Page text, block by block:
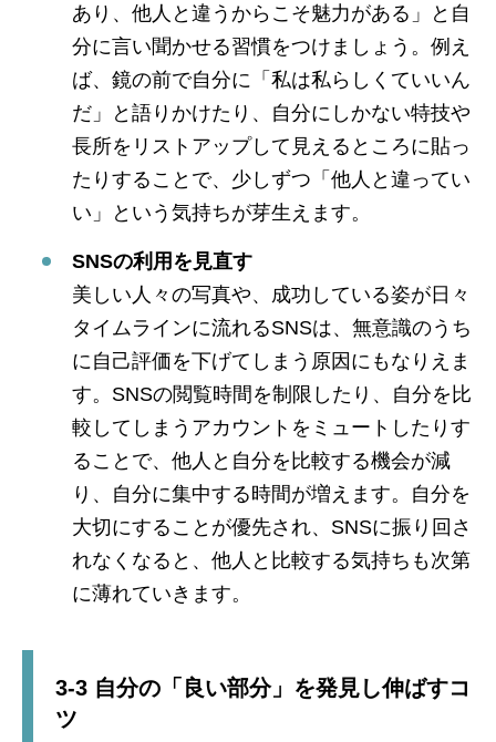
あり、他人と違うからこそ魅力がある」と自
分に言い聞かせる習慣をつけましょう。例え
ば、鏡の前で自分に「私は私らしくていいん
だ」と語りかけたり、自分にしかない特技や
長所をリストアップして見えるところに貼っ
たりすることで、少しずつ「他人と違ってい
い」という気持ちが芽生えます。
SNSの利用を見直す
美しい人々の写真や、成功している姿が日々
タイムラインに流れるSNSは、無意識のうち
に自己評価を下げてしまう原因にもなりえま
す。SNSの閲覧時間を制限したり、自分を比
較してしまうアカウントをミュートしたりす
ることで、他人と自分を比較する機会が減
り、自分に集中する時間が増えます。自分を
大切にすることが優先され、SNSに振り回さ
れなくなると、他人と比較する気持ちも次第
に薄れていきます。
3-3 自分の「良い部分」を発見し伸ばすコ
ツ